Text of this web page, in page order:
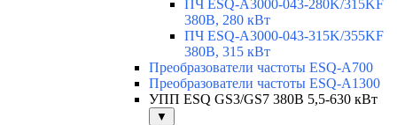
ПЧ ESQ-A3000-043-280K/315KF
380В, 280 кВт
ПЧ ESQ-A3000-043-315K/355KF
380В, 315 кВт
Преобразователи частоты ESQ-A700
Преобразователи частоты ESQ-A1300
УПП ESQ GS3/GS7 380В 5,5-630 кВт
▼